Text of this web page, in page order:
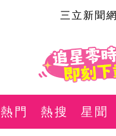
三立新聞網
熱門 熱搜 星聞